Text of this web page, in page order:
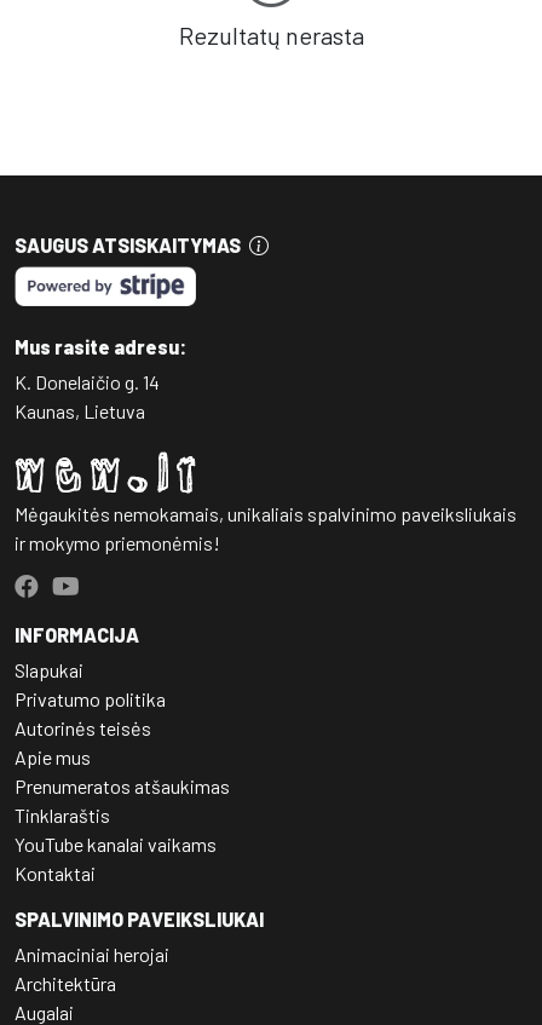
Rezultatų nerasta
SAUGUS ATSISKAITYMAS
Mus rasite adresu:
K. Donelaičio g. 14
Kaunas, Lietuva
Mėgaukitės nemokamais, unikaliais spalvinimo paveiksliukais
ir mokymo priemonėmis!
INFORMACIJA
Slapukai
Privatumo politika
Autorinės teisės
Apie mus
Prenumeratos atšaukimas
Tinklaraštis
YouTube kanalai vaikams
Kontaktai
SPALVINIMO PAVEIKSLIUKAI
Animaciniai herojai
Architektūra
Augalai